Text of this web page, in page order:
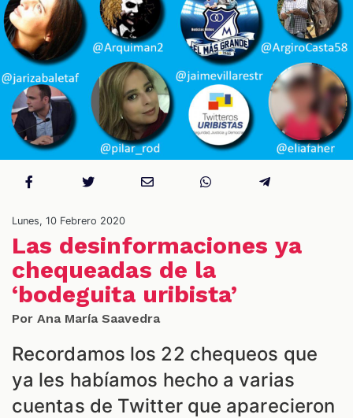
Lunes, 10 Febrero 2020
Las desinformaciones ya
chequeadas de la
‘bodeguita uribista’
Por Ana María Saavedra
Recordamos los 22 chequeos que
ya les habíamos hecho a varias
cuentas de Twitter que aparecieron